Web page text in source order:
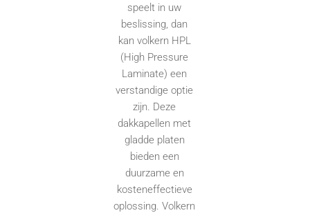
speelt in uw
beslissing, dan
kan volkern HPL
(High Pressure
Laminate) een
verstandige optie
zijn. Deze
dakkapellen met
gladde platen
bieden een
duurzame en
kosteneffectieve
oplossing. Volkern